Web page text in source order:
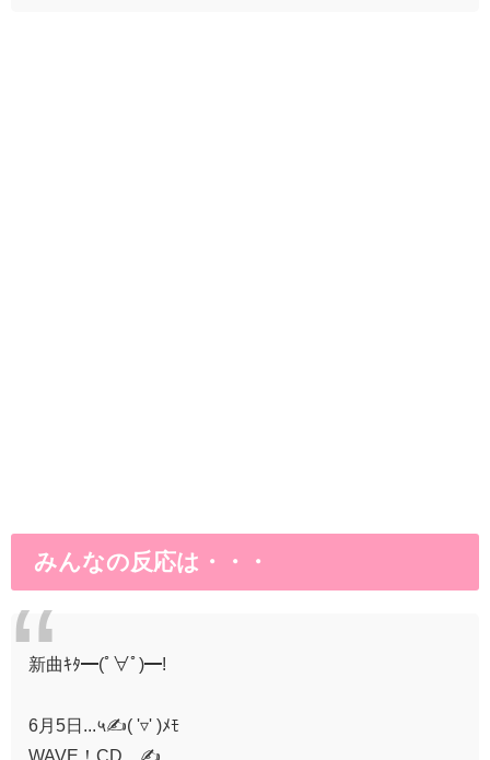
みんなの反応は・・・
新曲ｷﾀ━(ﾟ∀ﾟ)━!
6月5日...५✍( '▿' )ﾒﾓ
WAVE！CD＿✍